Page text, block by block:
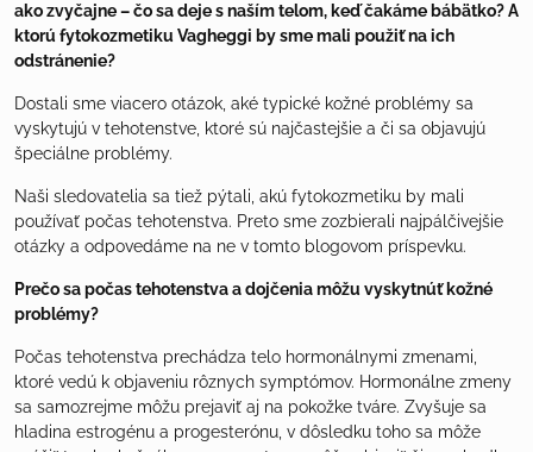
ako zvyčajne – čo sa deje s naším telom, keď čakáme bábätko? A
ktorú fytokozmetiku Vagheggi by sme mali použiť na ich
odstránenie?
Dostali sme viacero otázok, aké typické kožné problémy sa
vyskytujú v tehotenstve, ktoré sú najčastejšie a či sa objavujú
špeciálne problémy.
Naši sledovatelia sa tiež pýtali, akú fytokozmetiku by mali
používať počas tehotenstva. Preto sme zozbierali najpálčivejšie
otázky a odpovedáme na ne v tomto blogovom príspevku.
Prečo sa počas tehotenstva a dojčenia môžu vyskytnúť kožné
problémy?
Počas tehotenstva prechádza telo hormonálnymi zmenami,
ktoré vedú k objaveniu rôznych symptómov. Hormonálne zmeny
sa samozrejme môžu prejaviť aj na pokožke tváre. Zvyšuje sa
hladina estrogénu a progesterónu, v dôsledku toho sa môže